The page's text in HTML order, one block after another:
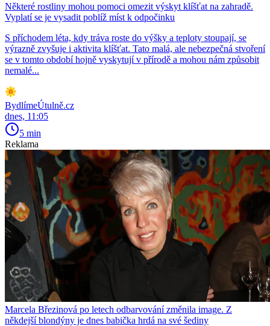
Některé rostliny mohou pomoci omezit výskyt klíšťat na zahradě.
Vyplatí se je vysadit poblíž míst k odpočinku
S příchodem léta, kdy tráva roste do výšky a teploty stoupají, se
výrazně zvyšuje i aktivita klíšťat. Tato malá, ale nebezpečná stvoření
se v tomto období hojně vyskytují v přírodě a mohou nám způsobit
nemalé...
BydlímeÚtulně.cz
dnes, 11:05
5 min
Reklama
Marcela Březinová po letech odbarvování změnila image. Z
někdejší blondýny je dnes babička hrdá na své šediny